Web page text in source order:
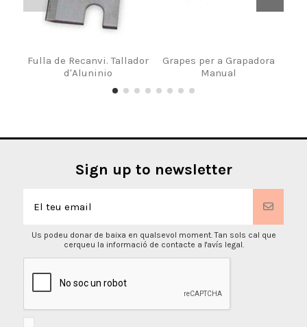
Fulla de Recanvi. Tallador
d'Aluninio
Grapes per a Grapadora
Manual
Sign up to newsletter
Us podeu donar de baixa en qualsevol moment. Tan sols cal que
cerqueu la informació de contacte a l'avís legal.